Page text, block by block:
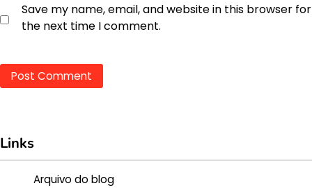
Save my name, email, and website in this browser for
the next time I comment.
Links
Arquivo do blog